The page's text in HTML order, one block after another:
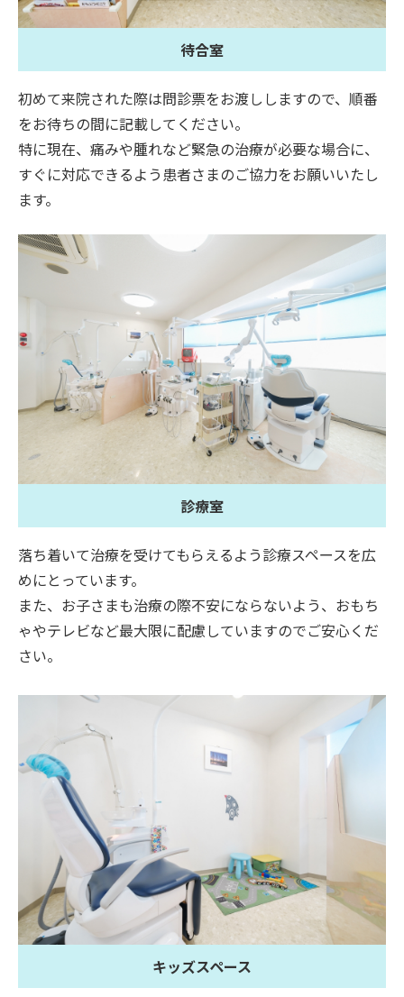
待合室
初めて来院された際は問診票をお渡ししますので、順番
をお待ちの間に記載してください。
特に現在、痛みや腫れなど緊急の治療が必要な場合に、
すぐに対応できるよう患者さまのご協力をお願いいたし
ます。
診療室
落ち着いて治療を受けてもらえるよう診療スペースを広
めにとっています。
また、お子さまも治療の際不安にならないよう、おもち
ゃやテレビなど最大限に配慮していますのでご安心くだ
さい。
キッズスペース